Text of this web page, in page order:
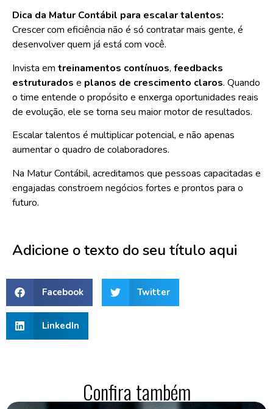
Dica da Matur Contábil para escalar talentos:
Crescer com eficiência não é só contratar mais gente, é
desenvolver quem já está com você.
Invista em treinamentos contínuos, feedbacks
estruturados e planos de crescimento claros. Quando
o time entende o propósito e enxerga oportunidades reais
de evolução, ele se torna seu maior motor de resultados.
Escalar talentos é multiplicar potencial, e não apenas
aumentar o quadro de colaboradores.
Na Matur Contábil, acreditamos que pessoas capacitadas e
engajadas constroem negócios fortes e prontos para o
futuro.
Adicione o texto do seu título aqui
Facebook Twitter
LinkedIn
Confira também